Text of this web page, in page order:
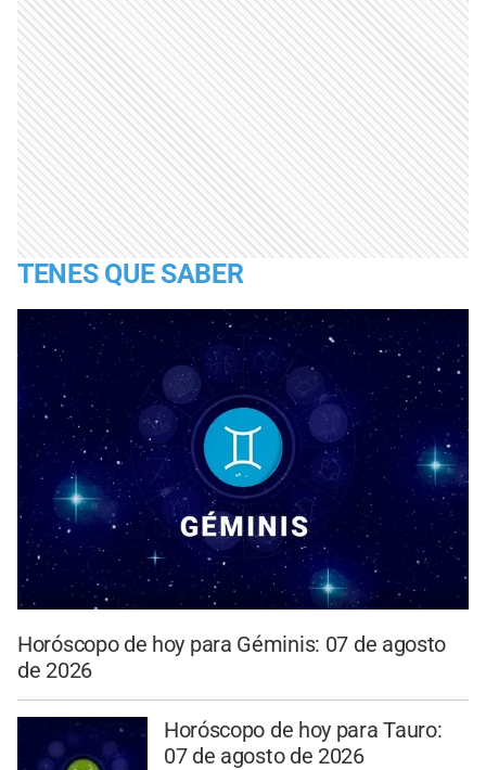
TENES QUE SABER
Horóscopo de hoy para Géminis: 07 de agosto
de 2026
Horóscopo de hoy para Tauro:
07 de agosto de 2026